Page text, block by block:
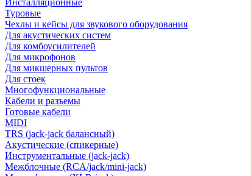
Инсталляционные
Туровые
Чехлы и кейсы для звукового оборудования
Для акустических систем
Для комбоусилителей
Для микрофонов
Для микшерных пультов
Для стоек
Многофункциональные
Кабели и разъемы
Готовые кабели
MIDI
TRS (jack-jack балансный)
Акустические (спикерные)
Инструментальные (jack-jack)
Межблочные (RCA/jack/mini-jack)